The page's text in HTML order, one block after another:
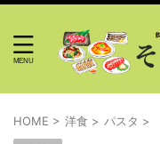
HOME > 洋食 > パスタ >